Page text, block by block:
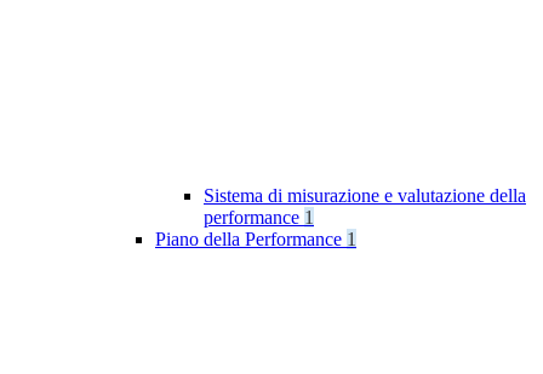
Sistema di misurazione e valutazione della
performance 1
Piano della Performance 1